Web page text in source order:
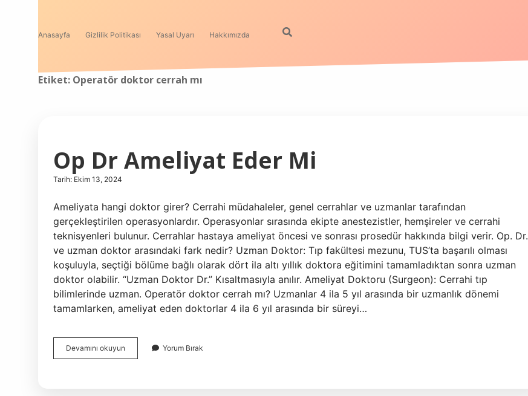
Anasayfa Gizlilik Politikası Yasal Uyarı Hakkımızda
Etiket: Operatör doktor cerrah mı
Op Dr Ameliyat Eder Mi
Tarih: Ekim 13, 2024
Ameliyata hangi doktor girer? Cerrahi müdahaleler, genel cerrahlar ve uzmanlar tarafından
gerçekleştirilen operasyonlardır. Operasyonlar sırasında ekipte anestezistler, hemşireler ve cerrahi
teknisyenleri bulunur. Cerrahlar hastaya ameliyat öncesi ve sonrası prosedür hakkında bilgi verir. Op. Dr.
ve uzman doktor arasındaki fark nedir? Uzman Doktor: Tıp fakültesi mezunu, TUS’ta başarılı olması
koşuluyla, seçtiği bölüme bağlı olarak dört ila altı yıllık doktora eğitimini tamamladıktan sonra uzman
doktor olabilir. “Uzman Doktor Dr.” Kısaltmasıyla anılır. Ameliyat Doktoru (Surgeon): Cerrahi tıp
bilimlerinde uzman. Operatör doktor cerrah mı? Uzmanlar 4 ila 5 yıl arasında bir uzmanlık dönemi
tamamlarken, ameliyat eden doktorlar 4 ila 6 yıl arasında bir süreyi…
Devamını okuyun
Dr
Yorum Bırak